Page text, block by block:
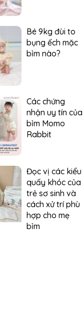
Bé 9kg đùi to
bụng ếch mặc
bỉm nào?
Các chứng
nhận uy tín của
bỉm Momo
Rabbit
Đọc vị các kiểu
quấy khóc của
trẻ sơ sinh và
cách xử trí phù
hợp cho mẹ
bỉm